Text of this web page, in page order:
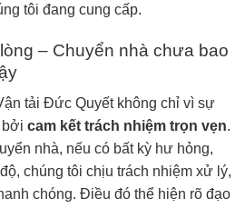
tôi đang cung cấp.
– Chuyển nhà chưa bao
tải Đức Quyết không chỉ vì sự
bởi cam kết trách nhiệm trọn vẹn.
nhà, nếu có bất kỳ hư hỏng,
chúng tôi chịu trách nhiệm xử lý,
chóng. Điều đó thể hiện rõ đạo